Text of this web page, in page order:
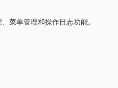
菜单管理和操作日志功能。